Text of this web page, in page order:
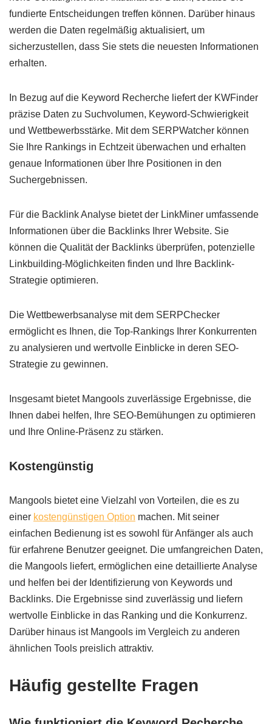
fundierte Entscheidungen treffen können. Darüber hinaus
werden die Daten regelmäßig aktualisiert, um
sicherzustellen, dass Sie stets die neuesten Informationen
erhalten.
In Bezug auf die Keyword Recherche liefert der KWFinder
präzise Daten zu Suchvolumen, Keyword-Schwierigkeit
und Wettbewerbsstärke. Mit dem SERPWatcher können
Sie Ihre Rankings in Echtzeit überwachen und erhalten
genaue Informationen über Ihre Positionen in den
Suchergebnissen.
Für die Backlink Analyse bietet der LinkMiner umfassende
Informationen über die Backlinks Ihrer Website. Sie
können die Qualität der Backlinks überprüfen, potenzielle
Linkbuilding-Möglichkeiten finden und Ihre Backlink-
Strategie optimieren.
Die Wettbewerbsanalyse mit dem SERPChecker
ermöglicht es Ihnen, die Top-Rankings Ihrer Konkurrenten
zu analysieren und wertvolle Einblicke in deren SEO-
Strategie zu gewinnen.
Insgesamt bietet Mangools zuverlässige Ergebnisse, die
Ihnen dabei helfen, Ihre SEO-Bemühungen zu optimieren
und Ihre Online-Präsenz zu stärken.
Kostengünstig
Mangools bietet eine Vielzahl von Vorteilen, die es zu
einer kostengünstigen Option machen. Mit seiner
einfachen Bedienung ist es sowohl für Anfänger als auch
für erfahrene Benutzer geeignet. Die umfangreichen Daten,
die Mangools liefert, ermöglichen eine detaillierte Analyse
und helfen bei der Identifizierung von Keywords und
Backlinks. Die Ergebnisse sind zuverlässig und liefern
wertvolle Einblicke in das Ranking und die Konkurrenz.
Darüber hinaus ist Mangools im Vergleich zu anderen
ähnlichen Tools preislich attraktiv.
Häufig gestellte Fragen